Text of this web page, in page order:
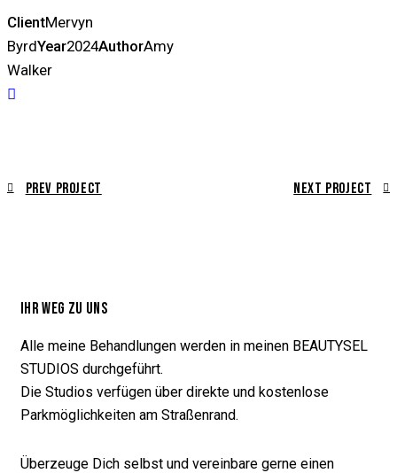
ClientMervyn
ByrdYear2024AuthorAmy
Walker
Prev Project Next Project
IHR WEG ZU UNS
Alle meine Behandlungen werden in meinen BEAUTYSEL
STUDIOS durchgeführt.
Die Studios verfügen über direkte und kostenlose
Parkmöglichkeiten am Straßenrand.
Überzeuge Dich selbst und vereinbare gerne einen